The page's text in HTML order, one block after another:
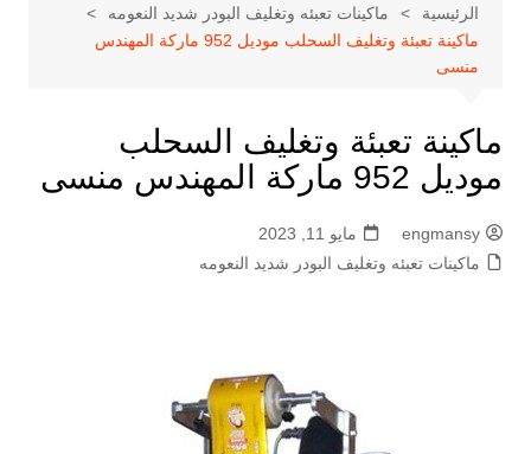
الرئيسية
ماكينات تعبئه وتغليف البودر شديد النعومه
ماكينة تعبئة وتغليف السحلب موديل 952 ماركة المهندس
منسى
ماكينة تعبئة وتغليف السحلب
موديل 952 ماركة المهندس منسى
engmansy
مايو 11, 2023
ماكينات تعبئه وتغليف البودر شديد النعومه